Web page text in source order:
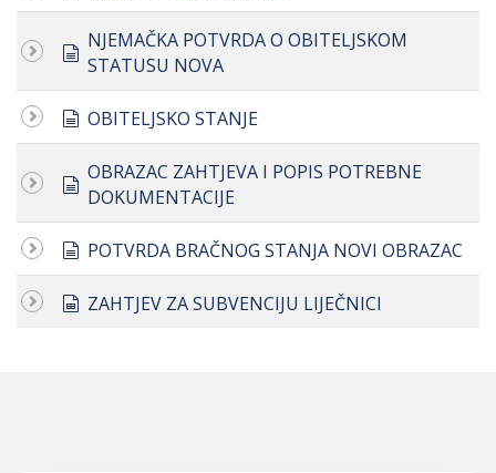
document
NJEMAČKA POTVRDA O OBITELJSKOM
STATUSU NOVA
document
OBITELJSKO STANJE
document
OBRAZAC ZAHTJEVA I POPIS POTREBNE
DOKUMENTACIJE
document
POTVRDA BRAČNOG STANJA NOVI OBRAZAC
spreadsheet
ZAHTJEV ZA SUBVENCIJU LIJEČNICI